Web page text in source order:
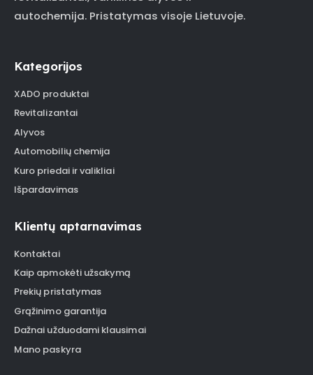
autochemija. Pristatymas visoje Lietuvoje.
Kategorijos
XADO produktai
Revitalizantai
Alyvos
Automobilių chemija
Kuro priedai ir valikliai
Išpardavimas
Klientų aptarnavimas
Kontaktai
Kaip apmokėti užsakymą
Prekių pristatymas
Grąžinimo garantija
Dažnai užduodami klausimai
Mano paskyra